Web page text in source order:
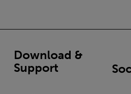
Download &
Support